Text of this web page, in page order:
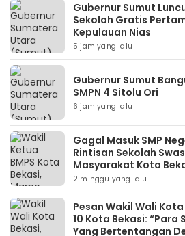
Gubernur Sumut
Sekolah Gratis
Kepulauan Nias
5 jam yang lalu
Gubernur Sumut
SMPN 4 Sitolu Ori
6 jam yang lalu
Gagal Masuk SMP
Rintisan Sekolah
Masyarakat Kota
2 minggu yang lalu
Pesan Wakil Wali Kota
10 Kota Bekasi: “Para
Yang Bertentangan